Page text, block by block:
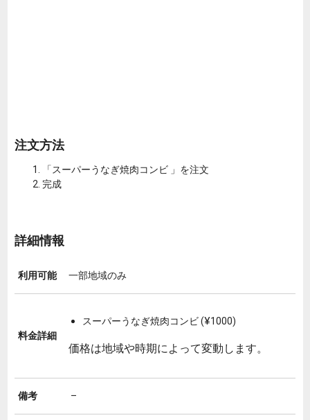
注文方法
「スーパーうなぎ焼肉コンビ 」を注文
完成
詳細情報
利用可能 一部地域のみ
料金詳細
スーパーうなぎ焼肉コンビ (¥1000)
価格は地域や時期によって変動します。
備考 –